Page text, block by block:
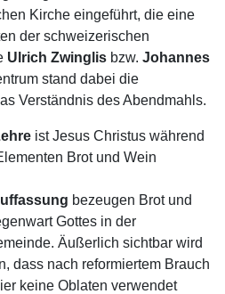
Kirche eingeführt, die eine
der schweizerischen
Ulrich Zwinglisbzw. Johannes
stand dabei die
Verständnis des Abendmahls.
ist Jesus Christus während
Brot und Wein
bezeugen Brot und
Gottes in der
Äußerlich sichtbar wird
dass nach reformiertem Brauch
keine Oblaten verwendet